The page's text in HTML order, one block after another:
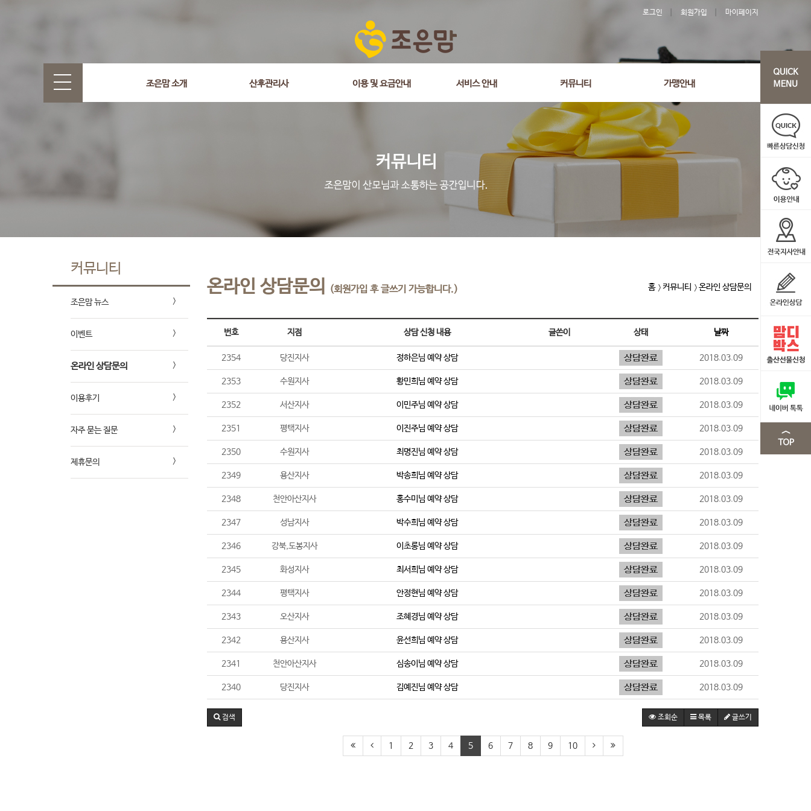
로그인 회원가입 마이페이지
조은맘 소개 산후관리사 이용 및 요금안내 서비스 안내 커뮤니티 가맹안내
커뮤니티
조은맘 뉴스
이벤트
온라인 상담문의
이용후기
자주 묻는 질문
제휴문의
온라인 상담문의 (회원가입 후 글쓰기 가능합니다.) 홈 커뮤니티 온라인 상담문의
번호 지점 상담 신청 내용 글쓴이 상태 날짜
2354 당진지사 정하은님 예약 상담 2018.03.09
2353 수원지사 황민희님 예약 상담 2018.03.09
2352 서산지사 이민주님 예약 상담 2018.03.09
2351 평택지사 이진주님 예약 상담 2018.03.09
2350 수원지사 최명진님 예약 상담 2018.03.09
2349 용산지사 박송희님 예약 상담 2018.03.09
2348 천안아산지사 홍수미 님 예약 상담 2018.03.09
2347 성남지사 박수희님 예약 상담 2018.03.09
2346 강북,도봉지사 이초롱님 예약 상담 2018.03.09
2345 화성지사 최서희님 예약 상담 2018.03.09
2344 평택지사 안정현님 예약 상담 2018.03.09
2343 오산지사 조혜경님 예약 상담 2018.03.09
2342 용산지사 윤선희님 예약 상담 2018.03.09
2341 천안아산지사 심송이 님 예약 상담 2018.03.09
2340 당진지사 김예진님 예약 상담 2018.03.09
조회순 목록 글쓰기
검색
1 2 3 4 5 6 7 8 9 10